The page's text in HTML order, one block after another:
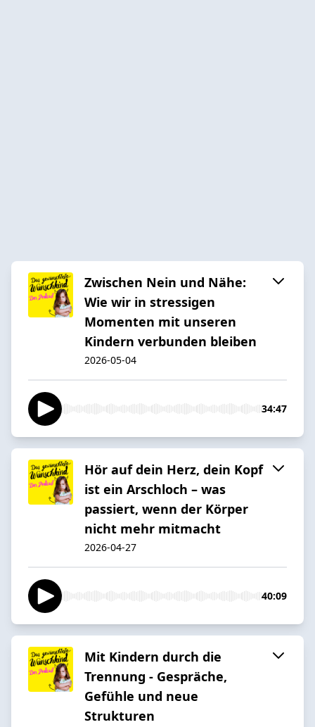
Zwischen Nein und Nähe:
Wie wir in stressigen
Momenten mit unseren
Kindern verbunden bleiben
2026-05-04
34:47
Hör auf dein Herz, dein Kopf
ist ein Arschloch – was
passiert, wenn der Körper
nicht mehr mitmacht
2026-04-27
40:09
Mit Kindern durch die
Trennung - Gespräche,
Gefühle und neue
Strukturen